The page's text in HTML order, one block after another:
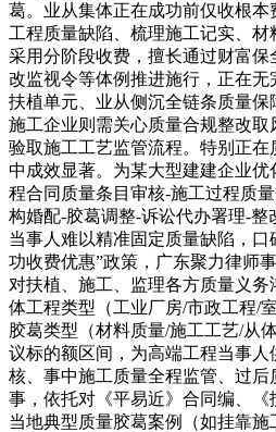
葛。业从集体正在成功前仅收根
工程质量缺陷、梳理施工记实、
采用分阶段收费，擅长通过财富
改监视令等体例推进施行，正在
扶植单元、业从侧沉全链条质量
施工企业则需关心质量合规整改
验取施工工艺监管流程。特别正
中成效显著。为某大型建建企业优
程合同质量条目审核-施工过程质
构婚配-胶葛调整-诉讼代办署理-整
当事人难以精准固定质量缺陷，口
功收费优惠”政策，广东聚力律师
对扶植、施工、监理各方质量义
体工程类型（工业厂房/市政工程/
胶葛类型（材料质量/施工工艺/从
议标的额区间，为高端工程当事
核、事中施工质量全程监管、过
事，依托对《平易近》合同编、《
当地典型质量胶葛案例（如挂靠施